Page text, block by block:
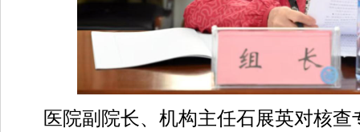
医院副院长、机构主任石展英对核